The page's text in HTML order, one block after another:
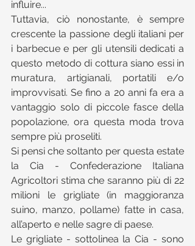
influire...
Tuttavia, ciò nonostante, è sempre
crescente la passione degli italiani per
i barbecue e per gli utensili dedicati a
questo metodo di cottura siano essi in
muratura, artigianali, portatili e/o
improvvisati. Se fino a 20 anni fa era a
vantaggio solo di piccole fasce della
popolazione, ora questa moda trova
sempre più proseliti.
Si pensi che soltanto per questa estate
la Cia - Confederazione Italiana
Agricoltori stima che saranno più di 22
milioni le grigliate (in maggioranza
suino, manzo, pollame) fatte in casa,
all’aperto e nelle sagre di paese.
Le grigliate - sottolinea la Cia - sono